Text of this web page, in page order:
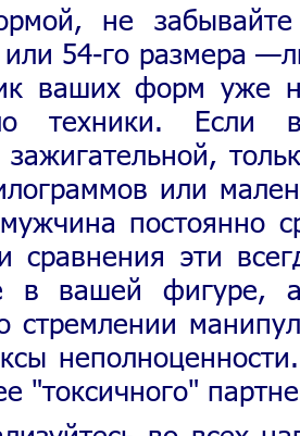
не
54-го размера
ваших форм уже
Если
зажигательной,
или
постоянно
эти
в вашей фигуре,
стремлении
"токсичного"